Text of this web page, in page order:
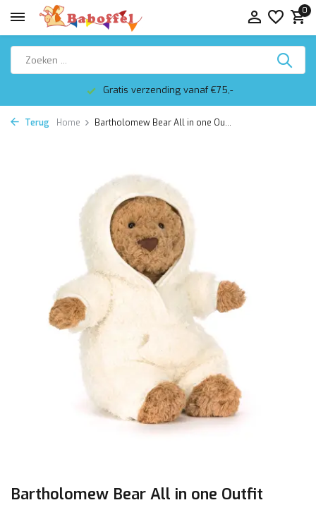
0
Gratis verzending vanaf €75,-
Terug Home Bartholomew Bear All in one Ou...
Bartholomew Bear All in one Outfit